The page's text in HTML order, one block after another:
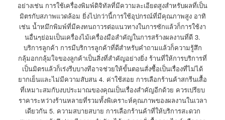
อย่างเช่น การใช้เครื่องพิมพ์ดิจิทัลที่มีความละเอียดสูงสำหรับผลที่เป็น
มิตรกับสภาพแวดล้อม ยิ่งไปกว่านี้การใช้อุปกรณ์ที่มีคุณภาพสูง อาทิ
เช่น น้ำหมึกพิมพ์ที่มีคงทนถาวรต่อแนวทางในการซักแล้วก็การใช้งา
นอื่นๆย่อมเป็นเครื่องไม้เครื่องมือสำคัญในการสร้างผลงานที่ดี 3.
บริการลูกค้า การมีบริการลูกค้าที่ดีสำหรับคำถามแล้วก็ความรู้สึก
กลุ้มอกกลุ้มใจของลูกค้าเป็นสิ่งที่สำคัญอย่างยิ่ง ร้านที่ให้การบริการที่
เป็นมิตรแล้วก็เร่งรีบบางทีอาจช่วยให้ขั้นตอนสั่งซื้อเป็นเรื่องที่ไม่ได้
ยากเย็นและไม่มีความสับสน 4. ค่าใช้สอย การเลือกร้านค้าสกรีนเสื้อ
ที่เหมาะสมกับงบประมาณของคุณเป็นเรื่องสำคัญอีกด้วย ควรเปรียบ
ราคาระหว่างร้านหลายที่รวมทั้งพิเคราะห์คุณภาพของผลงานในเวลา
เดียวกัน 5. ความสบายสบาย การเลือกร้านค้าที่ให้บริการสะดวก